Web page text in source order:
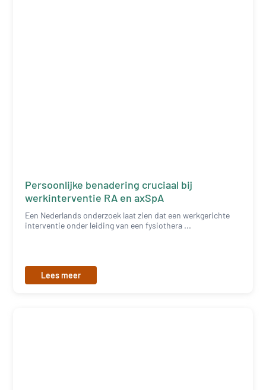
Persoonlijke benadering cruciaal bij
werkinterventie RA en axSpA
Een Nederlands onderzoek laat zien dat een werkgerichte
interventie onder leiding van een fysiothera ...
Lees meer